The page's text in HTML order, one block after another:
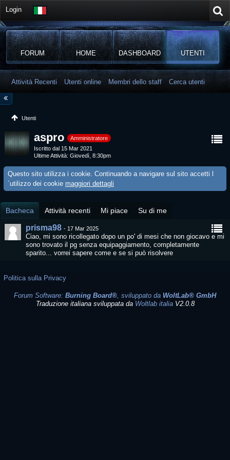
Login
FORUM HOME DASHBOARD UTENTI
Attività Recenti Utenti online Membri dello staff Cerca utenti
Utenti
aspro
Amministratore
Iscritto dal 15 Mar 2021
Ultime Attività Giovedì, 8:30pm
Questo sito utilizza i cookie. Continuando a navigare sul sito accetti l
´utilizzo dei cookie maggiori dettagli
Bacheca Attività recenti Mi piace Su di me
prisma98 - 17 Mar 2025
Ciao, mi sono ricollegato dopo un po' di mesi che non giocavo e mi
sono trovato il pg senza equipaggiamento, completamente
sparito... vorrei sapere come e se si può risolvere
Politica sulla Privacy
Forum Software: Burning Board®, sviluppato da WoltLab® GmbH
Traduzione italiana sviluppata da Woltlab italiaV2.0.8